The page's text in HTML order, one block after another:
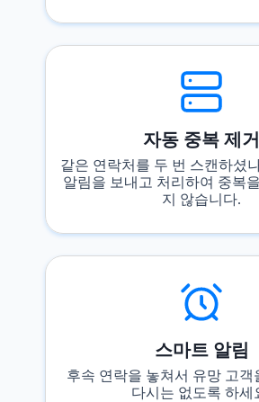
자동 중복 제거
같은 연락처를 두 번 스캔하셨
알림을 보내고 처리하여 중복
지 않습니다.
스마트 알림
후속 연락을 놓쳐서 유망 고객
다시는 없도록 하세